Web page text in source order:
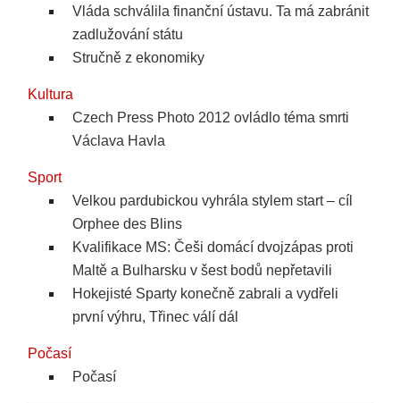
Vláda schválila finanční ústavu. Ta má zabránit
zadlužování státu
Stručně z ekonomiky
Kultura
Czech Press Photo 2012 ovládlo téma smrti
Václava Havla
Sport
Velkou pardubickou vyhrála stylem start – cíl
Orphee des Blins
Kvalifikace MS: Češi domácí dvojzápas proti
Maltě a Bulharsku v šest bodů nepřetavili
Hokejisté Sparty konečně zabrali a vydřeli
první výhru, Třinec válí dál
Počasí
Počasí